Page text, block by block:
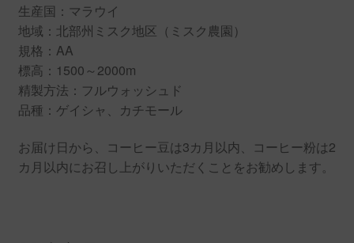
生産国：マラウイ
地域：北部州ミスク地区（ミスク農園）
規格：AA
標高：1500～2000m
精製方法：フルウォッシュド
品種：ゲイシャ、カチモール
お届け日から、コーヒー豆は3カ月以内、コーヒー粉は2
カ月以内にお召し上がりいただくことをお勧めします。